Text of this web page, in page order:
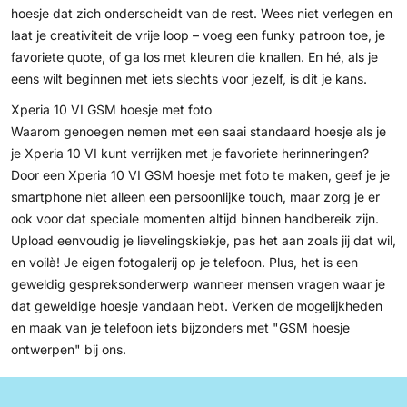
hoesje dat zich onderscheidt van de rest. Wees niet verlegen en
laat je creativiteit de vrije loop – voeg een funky patroon toe, je
favoriete quote, of ga los met kleuren die knallen. En hé, als je
eens wilt beginnen met iets slechts voor jezelf, is dit je kans.
Xperia 10 VI GSM hoesje met foto
Waarom genoegen nemen met een saai standaard hoesje als je
je Xperia 10 VI kunt verrijken met je favoriete herinneringen?
Door een Xperia 10 VI GSM hoesje met foto te maken, geef je je
smartphone niet alleen een persoonlijke touch, maar zorg je er
ook voor dat speciale momenten altijd binnen handbereik zijn.
Upload eenvoudig je lievelingskiekje, pas het aan zoals jij dat wil,
en voilà! Je eigen fotogalerij op je telefoon. Plus, het is een
geweldig gespreksonderwerp wanneer mensen vragen waar je
dat geweldige hoesje vandaan hebt. Verken de mogelijkheden
en maak van je telefoon iets bijzonders met "GSM hoesje
ontwerpen" bij ons.